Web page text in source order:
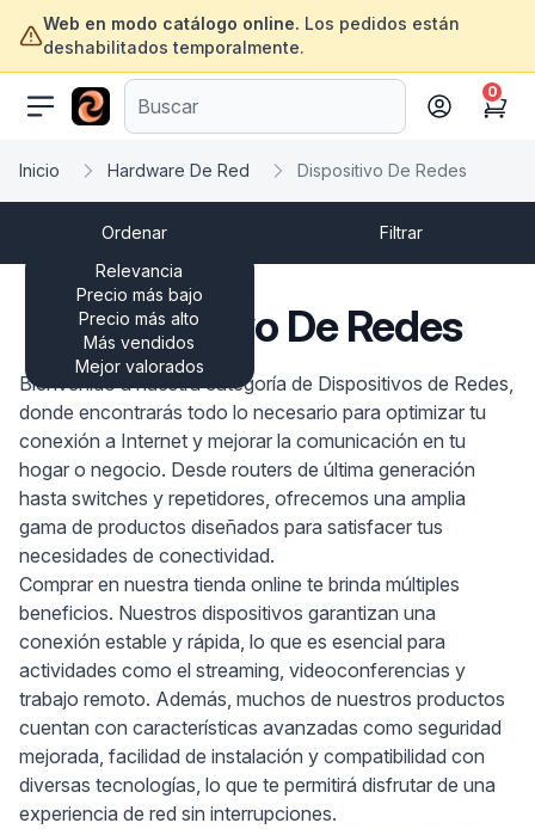
Web en modo catálogo online. Los pedidos están
deshabilitados temporalmente.
ofertasinformatica.com
Cart
0
Inicio Hardware De Red Dispositivo De Redes
Ordenar
Relevancia
Precio más bajo
Precio más alto
Más vendidos
Mejor valorados
Filtrar
Dispositivo De Redes
Bienvenido a nuestra categoría de Dispositivos de Redes,
donde encontrarás todo lo necesario para optimizar tu
conexión a Internet y mejorar la comunicación en tu
hogar o negocio. Desde routers de última generación
hasta switches y repetidores, ofrecemos una amplia
gama de productos diseñados para satisfacer tus
necesidades de conectividad.
Comprar en nuestra tienda online te brinda múltiples
beneficios. Nuestros dispositivos garantizan una
conexión estable y rápida, lo que es esencial para
actividades como el streaming, videoconferencias y
trabajo remoto. Además, muchos de nuestros productos
cuentan con características avanzadas como seguridad
mejorada, facilidad de instalación y compatibilidad con
diversas tecnologías, lo que te permitirá disfrutar de una
experiencia de red sin interrupciones.